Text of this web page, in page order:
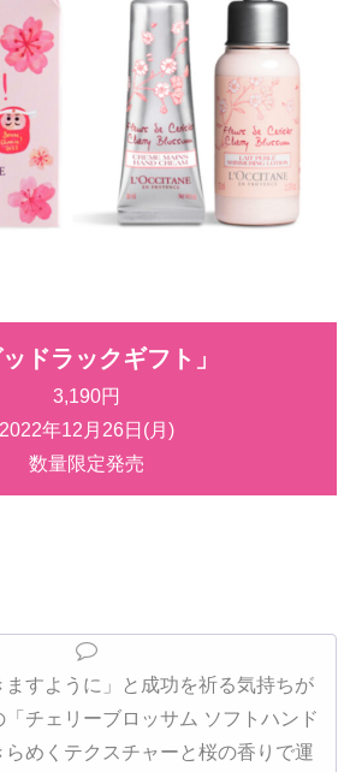
ッドラックギフト」
3,190円
2022年12月26日(月)
数量限定発売
ますように」と成功を祈る気持ちが
チェリーブロッサム ソフトハンド
らめくテクスチャーと桜の香りで運